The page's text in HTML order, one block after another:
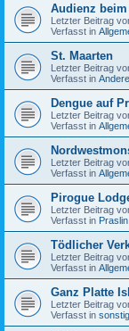
Audienz
Letzter Beitrag
Verfasst in
St. Maarten
Letzter Beitrag
Verfasst in
Dengue auf
Letzter Beitrag
Verfasst in
Letzter Beitrag
Verfasst in
Pirogue
Letzter Beitrag
Verfasst in Praslin
Tödlicher
Letzter Beitrag
Verfasst in
Ganz Platte
Letzter Beitrag
Verfasst in